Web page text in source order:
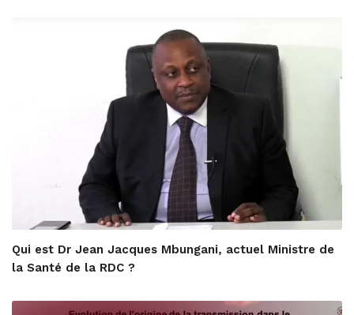
Qui est Dr Jean Jacques Mbungani, actuel Ministre de
la Santé de la RDC ?